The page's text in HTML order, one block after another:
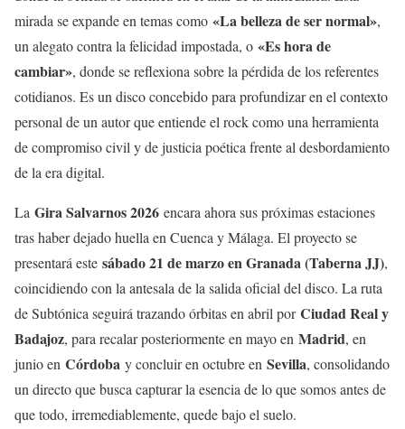
mirada se expande en temas como «La belleza de ser normal»,
un alegato contra la felicidad impostada, o «Es hora de
cambiar», donde se reflexiona sobre la pérdida de los referentes
cotidianos. Es un disco concebido para profundizar en el contexto
personal de un autor que entiende el rock como una herramienta
de compromiso civil y de justicia poética frente al desbordamiento
de la era digital.
La Gira Salvarnos 2026 encara ahora sus próximas estaciones
tras haber dejado huella en Cuenca y Málaga. El proyecto se
presentará este sábado 21 de marzo en Granada (Taberna JJ),
coincidiendo con la antesala de la salida oficial del disco. La ruta
de Subtónica seguirá trazando órbitas en abril porCiudad Real y
Badajoz, para recalar posteriormente en mayo en Madrid, en
junio en Córdoba y concluir en octubre en Sevilla, consolidando
un directo que busca capturar la esencia de lo que somos antes de
que todo, irremediablemente, quede bajo el suelo.